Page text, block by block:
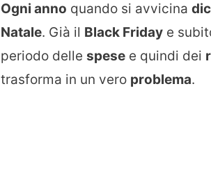
Ogni anno quando si avvicina
Natale. Già il Black Friday e
periodo delle spese e quindi dei
trasforma in un vero problema.